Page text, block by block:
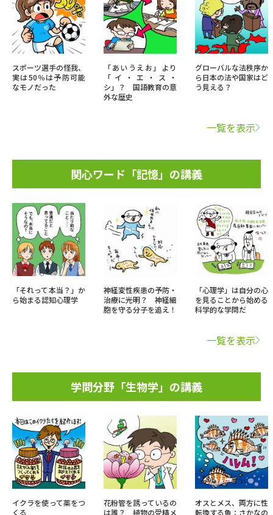
スポーツ選手の怪我、
実は50％は予防可能
なモノだった
「あいうえお」より
「イ・エ・ス・
シ」？ 国語教育の意
外な歴史
グローバルな法秩序か
ら日本の法や国家はど
う見える？
一覧を表示
関心ワード「記憶」の講義
「それって本当？」か
ら始まる認知心理学
神経変性疾患の予防・
治療に光明？ 神経細
胞を守る分子を追え！
「心理学」は自分の心
を見ることから始める
科学的な学問だ
一覧を表示
学問分野「生物学」の講義
イクラを使って薬をつ
くる
花粉管を誘っているの
は誰？ 植物の受精メ
オスとメス、両方に性
転換する魚：さかなの